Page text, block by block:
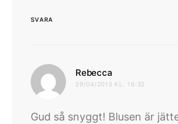
SVARA
Rebecca
29/04/2013 KL. 16:32
Gud så snyggt! Blusen är